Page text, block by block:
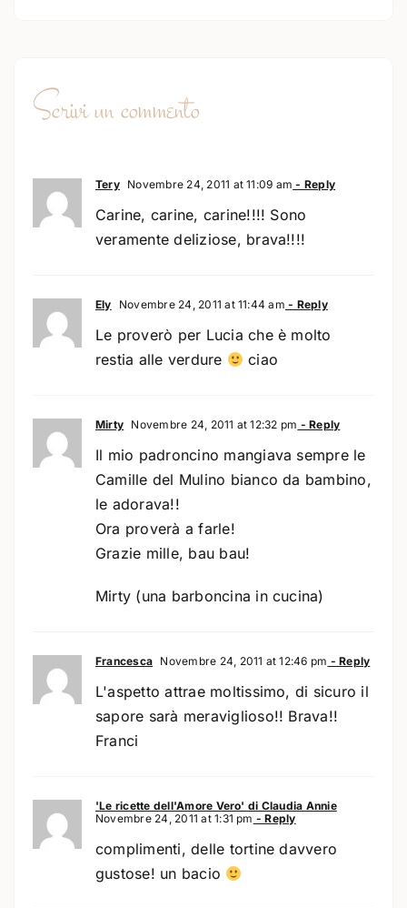
Scrivi un commento
Tery Novembre 24, 2011 at 11:09 am - Reply
Carine, carine, carine!!!! Sono
veramente deliziose, brava!!!!
Ely Novembre 24, 2011 at 11:44 am - Reply
Le proverò per Lucia che è molto
restia alle verdure
ciao
Mirty Novembre 24, 2011 at 12:32 pm - Reply
Il mio padroncino mangiava sempre le
Camille del Mulino bianco da bambino,
le adorava!!
Ora proverà a farle!
Grazie mille, bau bau!
Mirty (una barboncina in cucina)
Francesca Novembre 24, 2011 at 12:46 pm - Reply
L'aspetto attrae moltissimo, di sicuro il
sapore sarà meraviglioso!! Brava!!
Franci
'Le ricette dell'Amore Vero' di Claudia Annie
Novembre 24, 2011 at 1:31 pm - Reply
complimenti, delle tortine davvero
gustose! un bacio